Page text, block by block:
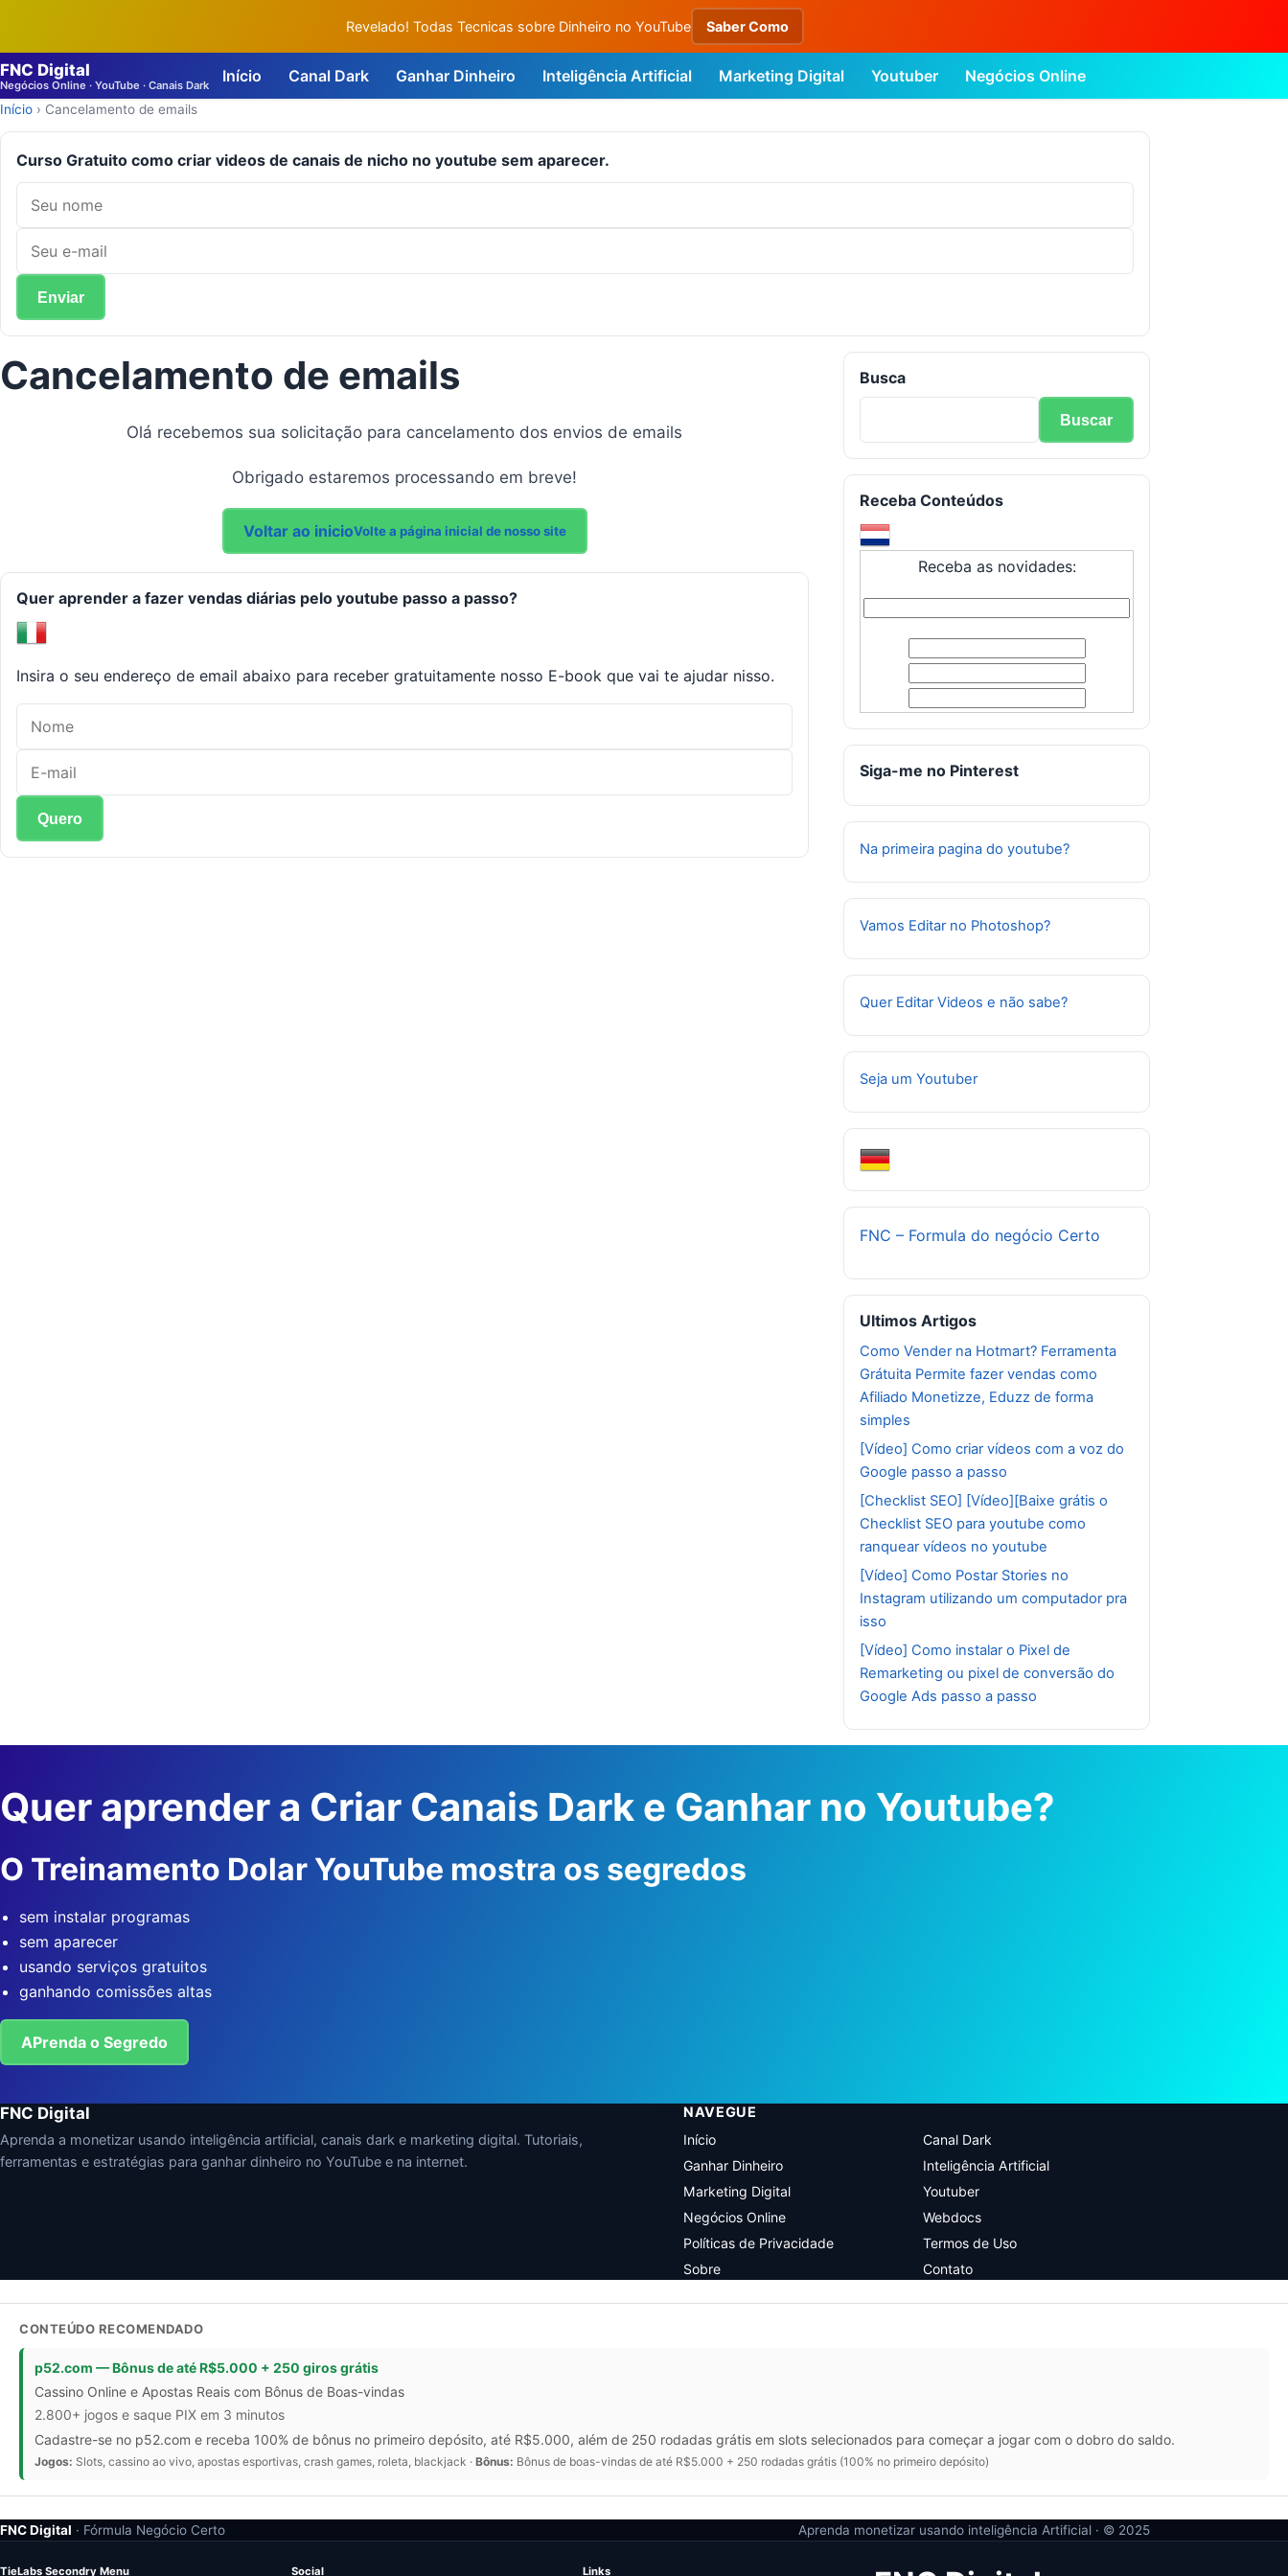
Revelado! Todas Tecnicas sobre Dinheiro no YouTube Saber Como
FNC Digital
Negócios Online · YouTube · Canais Dark Início Canal Dark Ganhar Dinheiro Inteligência Artificial Marketing Digital Youtuber Negócios Online
Início › Cancelamento de emails
Curso Gratuito como criar videos de canais de nicho no youtube sem aparecer.
Cancelamento de emails
Olá recebemos sua solicitação para cancelamento dos envios de emails
Obrigado estaremos processando em breve!
Voltar ao inicioVolte a página inicial de nosso site
Quer aprender a fazer vendas diárias pelo youtube passo a passo?
Insira o seu endereço de email abaixo para receber gratuitamente nosso E-book que vai te ajudar nisso.
Busca
Receba Conteúdos
Receba as novidades:
Siga-me no Pinterest
Na primeira pagina do youtube?
Vamos Editar no Photoshop?
Quer Editar Videos e não sabe?
Seja um Youtuber
FNC – Formula do negócio Certo
Ultimos Artigos
Como Vender na Hotmart? Ferramenta
Grátuita Permite fazer vendas como
Afiliado Monetizze, Eduzz de forma
simples
[Vídeo] Como criar vídeos com a voz do
Google passo a passo
[Checklist SEO] [Vídeo][Baixe grátis o
Checklist SEO para youtube como
ranquear vídeos no youtube
[Vídeo] Como Postar Stories no
Instagram utilizando um computador pra
isso
[Vídeo] Como instalar o Pixel de
Remarketing ou pixel de conversão do
Google Ads passo a passo
Quer aprender a Criar Canais Dark e Ganhar no Youtube?
O Treinamento Dolar YouTube mostra os segredos
sem instalar programas
sem aparecer
usando serviços gratuitos
ganhando comissões altas
APrenda o Segredo
FNC Digital
Aprenda a monetizar usando inteligência artificial, canais dark e marketing digital. Tutoriais,
ferramentas e estratégias para ganhar dinheiro no YouTube e na internet.
NAVEGUE
Início
Canal Dark
Ganhar Dinheiro
Inteligência Artificial
Marketing Digital
Youtuber
Negócios Online
Webdocs
Políticas de Privacidade
Termos de Uso
Sobre
Contato
CONTEÚDO RECOMENDADO
p52.com — Bônus de até R$5.000 + 250 giros grátis
Cassino Online e Apostas Reais com Bônus de Boas-vindas
2.800+ jogos e saque PIX em 3 minutos
Cadastre-se no p52.com e receba 100% de bônus no primeiro depósito, até R$5.000, além de 250 rodadas grátis em slots selecionados para começar a jogar com o dobro do saldo.
Jogos: Slots, cassino ao vivo, apostas esportivas, crash games, roleta, blackjack · Bônus: Bônus de boas-vindas de até R$5.000 + 250 rodadas grátis (100% no primeiro depósito)
FNC Digital · Fórmula Negócio Certo Aprenda monetizar usando inteligência Artificial · © 2025
TieLabs Secondry Menu Social Links